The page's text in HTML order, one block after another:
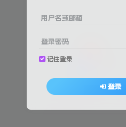
用户名或邮箱
登录密码
记住登录
登录